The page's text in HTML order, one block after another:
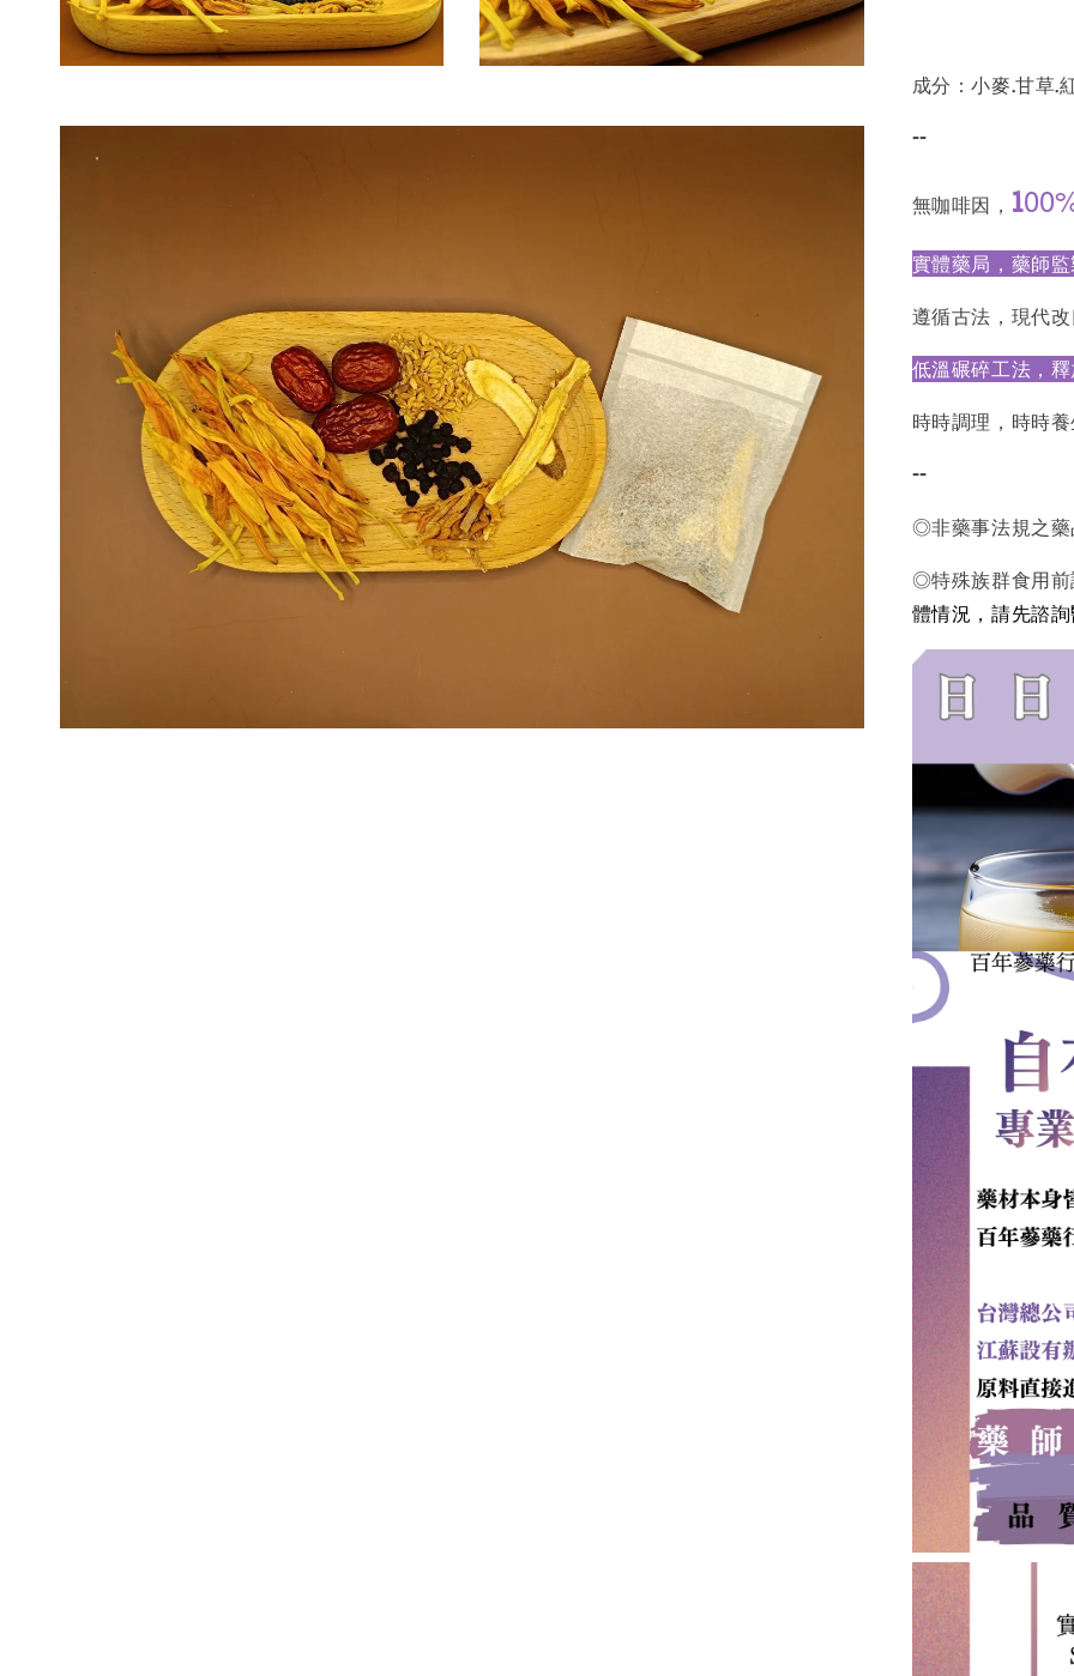
成分：小麥.甘草.
--
無咖啡因， 1
實體藥局，藥師
遵循古法，現代改
低溫碾碎工法，
時時調理，時時養
--
◎非藥事法規之
◎特殊族群食用前
體情況，請先諮詢